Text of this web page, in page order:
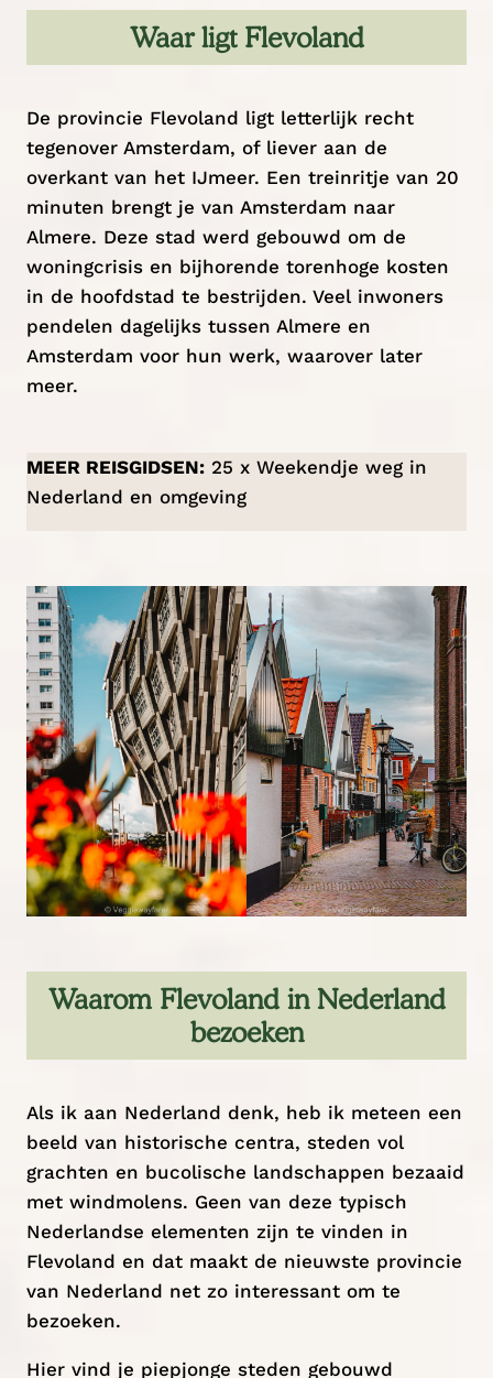
Waar ligt Flevoland
De provincie Flevoland ligt letterlijk recht
tegenover Amsterdam, of liever aan de
overkant van het IJmeer. Een treinritje van 20
minuten brengt je van Amsterdam naar
Almere. Deze stad werd gebouwd om de
woningcrisis en bijhorende torenhoge kosten
in de hoofdstad te bestrijden. Veel inwoners
pendelen dagelijks tussen Almere en
Amsterdam voor hun werk, waarover later
meer.
MEER REISGIDSEN: 25 x Weekendje weg in
Nederland en omgeving
Waarom Flevoland in Nederland
bezoeken
Als ik aan Nederland denk, heb ik meteen een
beeld van historische centra, steden vol
grachten en bucolische landschappen bezaaid
met windmolens. Geen van deze typisch
Nederlandse elementen zijn te vinden in
Flevoland en dat maakt de nieuwste provincie
van Nederland net zo interessant om te
bezoeken.
Hier vind je piepjonge steden gebouwd